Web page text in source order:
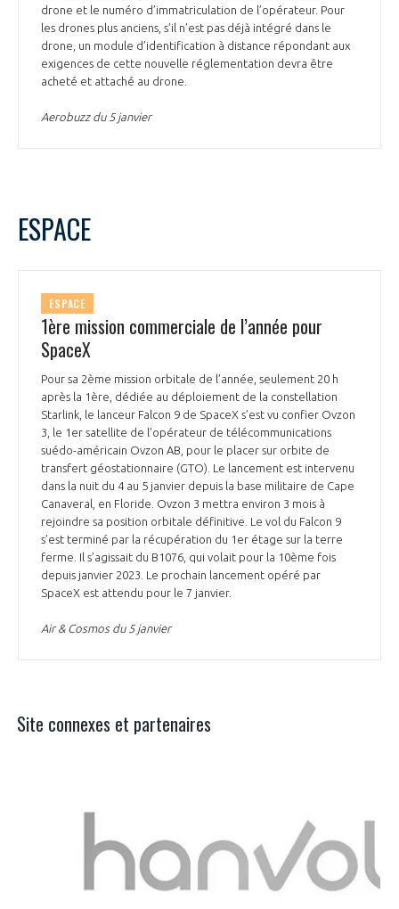
drone et le numéro d’immatriculation de l’opérateur. Pour
les drones plus anciens, s’il n’est pas déjà intégré dans le
drone, un module d’identification à distance répondant aux
exigences de cette nouvelle réglementation devra être
acheté et attaché au drone.
Aerobuzz du 5 janvier
ESPACE
ESPACE
1ère mission commerciale de l’année pour
SpaceX
Pour sa 2ème mission orbitale de l’année, seulement 20 h
après la 1ère, dédiée au déploiement de la constellation
Starlink, le lanceur Falcon 9 de SpaceX s’est vu confier Ovzon
3, le 1er satellite de l’opérateur de télécommunications
suédo-américain Ovzon AB, pour le placer sur orbite de
transfert géostationnaire (GTO). Le lancement est intervenu
dans la nuit du 4 au 5 janvier depuis la base militaire de Cape
Canaveral, en Floride. Ovzon 3 mettra environ 3 mois à
rejoindre sa position orbitale définitive. Le vol du Falcon 9
s’est terminé par la récupération du 1er étage sur la terre
ferme. Il s’agissait du B1076, qui volait pour la 10ème fois
depuis janvier 2023. Le prochain lancement opéré par
SpaceX est attendu pour le 7 janvier.
Air & Cosmos du 5 janvier
Site connexes et partenaires